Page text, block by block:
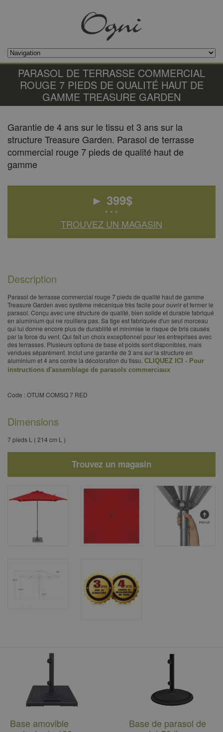
PARASOL DE TERRASSE COMMERCIAL
ROUGE 7 PIEDS DE QUALITÉ HAUT DE
GAMME TREASURE GARDEN
Garantie de 4 ans sur le tissu et 3 ans sur la
structure Treasure Garden. Parasol de terrasse
commercial rouge 7 pieds de qualité haut de
gamme
► 399$
• • •
TROUVEZ UN MAGASIN
Description
Parasol de terrasse commercial rouge 7 pieds de qualité haut de gamme
Treasure Garden avec système mécanique très facile pour ouvrir et fermer le
parasol. Conçu avec une structure de qualité, bien solide et durable fabriqué
en aluminium qui ne rouillera pas. Sa tige est fabriquée d'un seul morceau
qui lui donne encore plus de durabilité et minimise le risque de bris causés
par la force du vent. Qui fait un choix exceptionnel pour les entreprises avec
des terrasses. Plusieurs options de base et poids sont disponibles, mais
vendues séparément.​ Inclut une garantie de 3 ans sur la structure en
aluminium et 4 ans contre la décoloration du tissu.​ CLIQUEZ ICI - Pour
instructions d'assemblage de parasols commerciaux
Code : OTUM COMSQ 7 RED
Dimensions
7 pieds L ( 214 cm L )
Trouvez un magasin
Base amovible
Base de parasol de